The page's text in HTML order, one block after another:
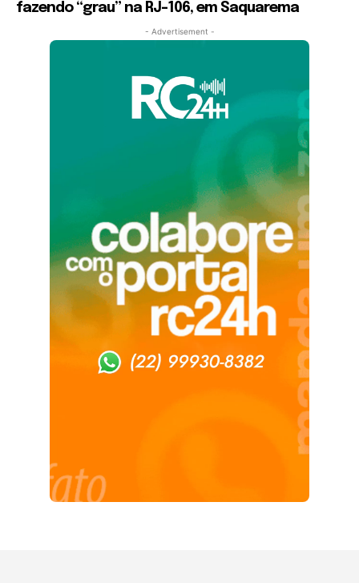
fazendo “grau” na RJ-106, em Saquarema
- Advertisement -